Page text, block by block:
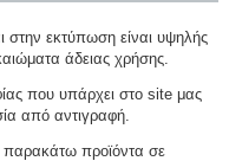
στην εκτύπωση είναι υψηλής
άδειας χρήσης.
που υπάρχει στο site μας
από αντιγραφή.
παρακάτω προϊόντα σε